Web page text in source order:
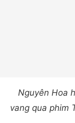
Nguyên Hoa
vang qua phim